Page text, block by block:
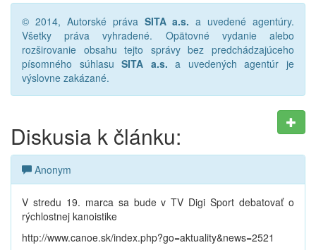
© 2014, Autorské práva SITA a.s. a uvedené agentúry.
Všetky práva vyhradené. Opätovné vydanie alebo
rozširovanie obsahu tejto správy bez predchádzajúceho
písomného súhlasuSITA a.s. a uvedených agentúr je
výslovne zakázané.
Diskusia k článku:
Anonym
V stredu 19. marca sa bude v TV Digi Sport debatovať o
rýchlostnej kanoistike
http://www.canoe.sk/index.php?go=aktuality&news=2521